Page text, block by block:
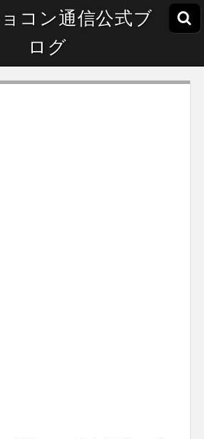
コン通信公式ブ
ログ